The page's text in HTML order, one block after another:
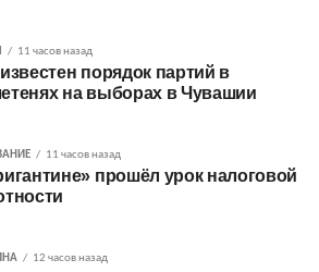
11 часов назад
порядок партий в
на выборах в Чувашии
11 часов назад
прошёл урок налоговой
12 часов назад